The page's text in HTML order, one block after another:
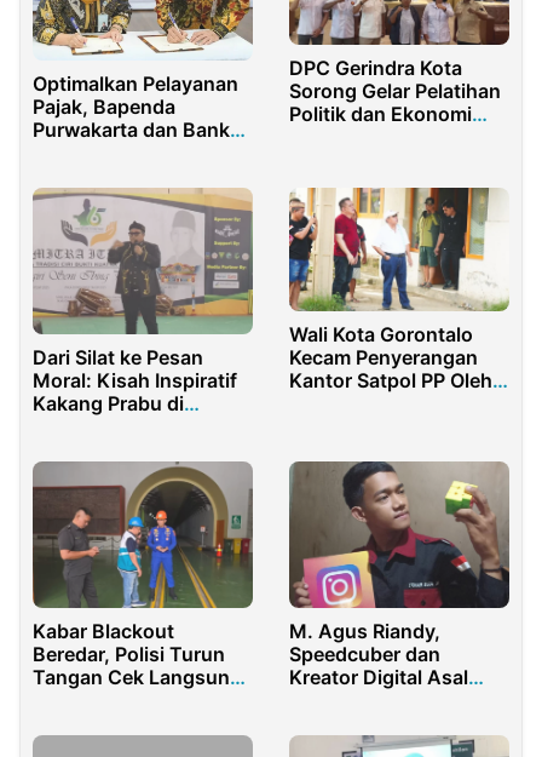
Optimalkan Pelayanan
Pajak, Bapenda
Purwakarta dan Bank
DPC Gerindra Kota
Sorong Gelar Pelatihan
Politik dan Ekonomi
Dari Silat ke Pesan
Moral: Kisah Inspiratif
Kakang Prabu di
Wali Kota Gorontalo
Kecam Penyerangan
Kantor Satpol PP Oleh
Kabar Blackout
Beredar, Polisi Turun
Tangan Cek Langsung
M. Agus Riandy,
Speedcuber dan
Kreator Digital Asal